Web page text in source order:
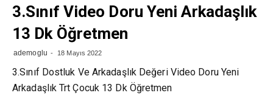
3.Sınıf Video Doru Yeni Arkadaşlık
13 Dk Öğretmen
ademoglu 18 Mayıs 2022
3.Sınıf Dostluk Ve Arkadaşlık Değeri Video Doru Yeni
Arkadaşlık Trt Çocuk 13 Dk Öğretmen